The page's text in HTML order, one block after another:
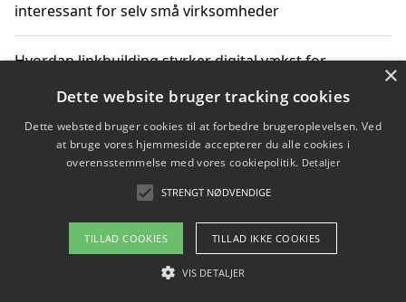
interessant for selv små virksomheder
Hvordan linkbuilding styrker digital vækst for
Sådan har udviklingen inden for genbrug af elektronik
ændret sig
Copyright 2026 - Pilanto Aps
Om / kontakt
×
Dette website bruger tracking cookies
Dette websted bruger cookies til at forbedre brugeroplevelsen. Ved
at bruge vores hjemmeside accepterer du alle cookies i
overensstemmelse med vores cookiepolitik. Detaljer
STRENGT NØDVENDIGE
TILLAD COOKIES TILLAD IKKE COOKIES
VIS DETALJER